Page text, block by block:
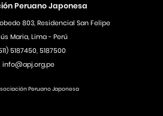
Peruano Japonesa
803, Residencial San Felipe
Maria, Lima - Perú
5187450, 5187500
info@apj.org.pe
Peruano Japonesa